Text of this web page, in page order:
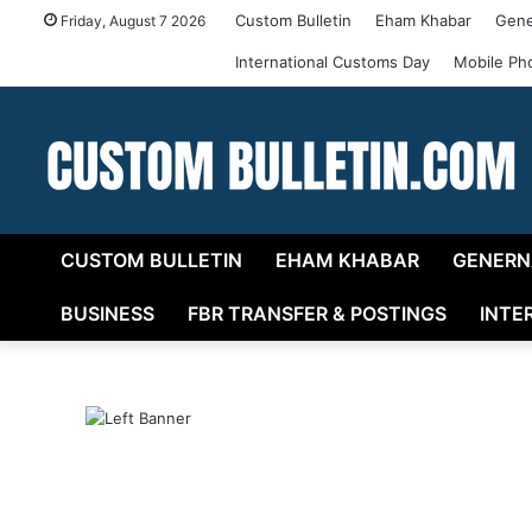
Friday, August 7 2026 Custom Bulletin Eham Khabar
International Customs Day Mobile
CUSTOM BULLETIN EHAM KHABAR
BUSINESS FBR TRANSFER & POSTINGS